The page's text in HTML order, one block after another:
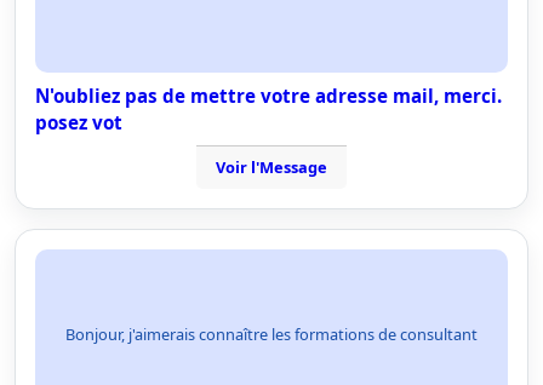
N'oubliez pas de mettre votre adresse mail, merci.
posez vot
Voir l'Message
Bonjour, j'aimerais connaître les formations de consultant